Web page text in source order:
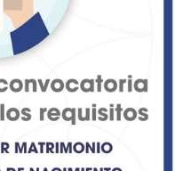
Mexicano, María
Guerrero; el regidor del
del Partido Verde,
Gilberto Zárate
Antonio Sánchez y
J. Isaías Hurtado.